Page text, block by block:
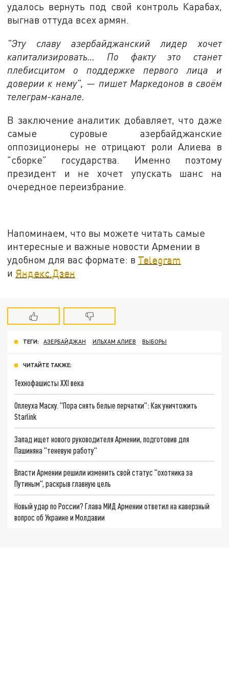
удалось вернуть под свой контроль Карабах,
выгнав оттуда всех армян.
"Эту славу азербайджанский лидер хочет
капитализировать… По факту это станет
плебисцитом о поддержке первого лица и
доверии к нему", — пишет Маркедонов в своём
телеграм-канале.
В заключение аналитик добавляет, что даже
самые суровые азербайджанские
оппозиционеры не отрицают роли Алиева в
"сборке" государства. Именно поэтому
президент и не хочет упускать шанс на
очередное переизбрание.
Напоминаем, что вы можете читать самые
интересные и важные новости Армении в
удобном для вас формате: в Telegram
и Яндекс.Дзен
ТЕГИ: АЗЕРБАЙДЖАН ИЛЬХАМ АЛИЕВ ВЫБОРЫ
ЧИТАЙТЕ ТАКЖЕ:
Технофашисты XXI века
Оплеуха Маску. "Пора снять белые перчатки": Как уничтожить
Starlink
Запад ищет нового руководителя Армении, подготовив для
Пашиняна "теневую работу"
Власти Армении решили изменить свой статус "охотника за
Путиным", раскрыв главную цель
Новый удар по России? Глава МИД Армении ответил на каверзный
вопрос об Украине и Молдавии